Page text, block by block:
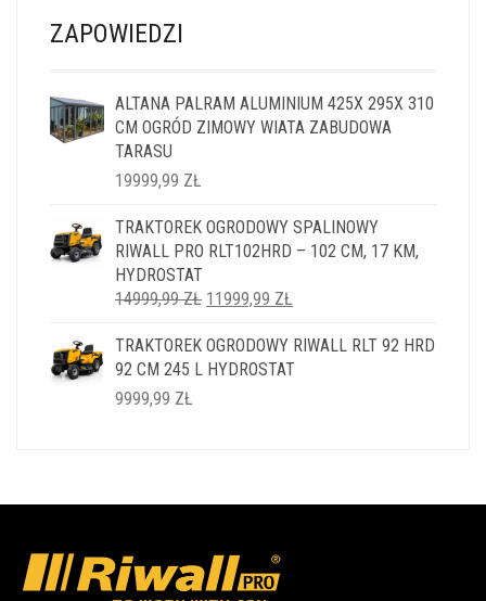
ZAPOWIEDZI
ALTANA PALRAM ALUMINIUM 425X 295X 310
CM OGRÓD ZIMOWY WIATA ZABUDOWA
TARASU
19999,99 ZŁ
TRAKTOREK OGRODOWY SPALINOWY
RIWALL PRO RLT102HRD – 102 CM, 17 KM,
HYDROSTAT
14999,99ZŁ PIERWOTNA
WYNOSIŁA:
14999,99 ZŁ.
11999,99 ZŁ
WYNOSI:
11999,99 ZŁ.
TRAKTOREK OGRODOWY RIWALL RLT 92 HRD
92 CM 245 L HYDROSTAT
9999,99 ZŁ